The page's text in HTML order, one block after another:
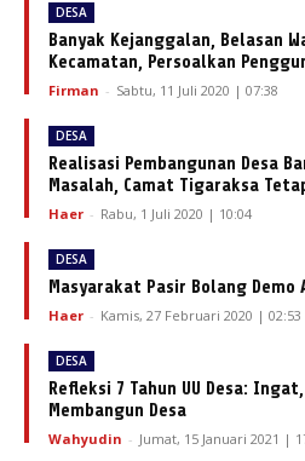
DESA
Banyak Kejanggalan, Belasan
Kecamatan, Persoalkan
Firman - Sabtu, 11 Juli 2020 | 07:38
DESA
Realisasi Pembangunan Desa
Masalah, Camat Tigaraksa
Haer - Rabu, 1 Juli 2020 | 10:04
DESA
Masyarakat Pasir Bolang Demo
Haer - Kamis, 27 Februari 2020 | 02:53
DESA
Refleksi 7 Tahun UU Desa:
Membangun Desa
Wahyudin - Jumat, 15 Januari 2021 |